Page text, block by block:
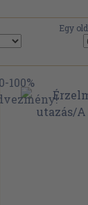
Egy